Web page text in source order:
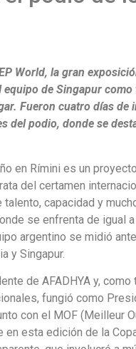
World, la gran
de Singapur
Fueron cuatro días de
del podio, donde se
en Rímini es un
del certamen
capacidad y
se enfrenta de igual
argentino se midió ante
y Singapur.
de AFADHYA y,
fungió como
con el MOF (Meilleur
en esta edición de la